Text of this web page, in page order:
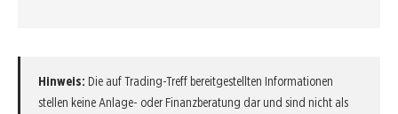
Hinweis: Die auf Trading-Treff bereitgestellten Informationen
stellen keine Anlage- oder Finanzberatung dar und sind nicht als